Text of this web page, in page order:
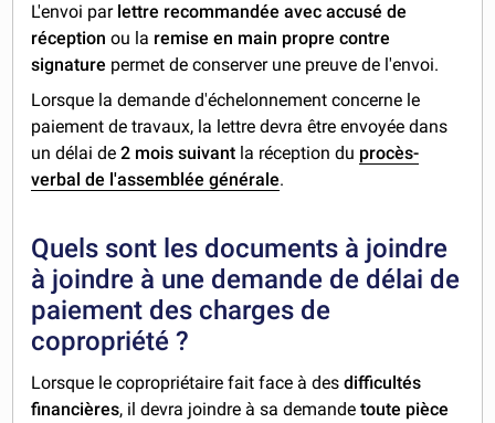
L'envoi par lettre recommandée avec accusé de
réceptionou la remise en main propre contre
signature permet de conserver une preuve de l'envoi.
Lorsque la demande d'échelonnement concerne le
paiement de travaux, la lettre devra être envoyée dans
un délai de 2 mois suivant la réception du procès-
verbal de l'assemblée générale.
Quels sont les documents à joindre
à joindre à une demande de délai de
paiement des charges de
copropriété ?
Lorsque le copropriétaire fait face à des difficultés
financières, il devra joindre à sa demandetoute pièce